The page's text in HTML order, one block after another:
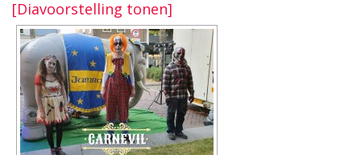
[Diavoorstelling tonen]